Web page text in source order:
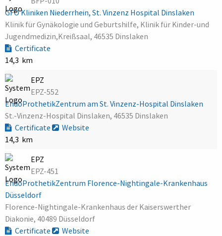
GFO Kliniken Niederrhein, St. Vinzenz Hospital Dinslaken
Klinik für Gynäkologie und Geburtshilfe, Klinik für Kinder-und
Jugendmedizin,Kreißsaal, 46535 Dinslaken
Certificate
14,3 km
EPZ
EPZ-552
EndoProthetikZentrum am St. Vinzenz-Hospital Dinslaken
St.-Vinzenz-Hospital Dinslaken, 46535 Dinslaken
Certificate
Website
14,3 km
EPZ
EPZ-451
EndoProthetikZentrum Florence-Nightingale-Krankenhaus
Düsseldorf
Florence-Nightingale-Krankenhaus der Kaiserswerther
Diakonie, 40489 Düsseldorf
Certificate
Website